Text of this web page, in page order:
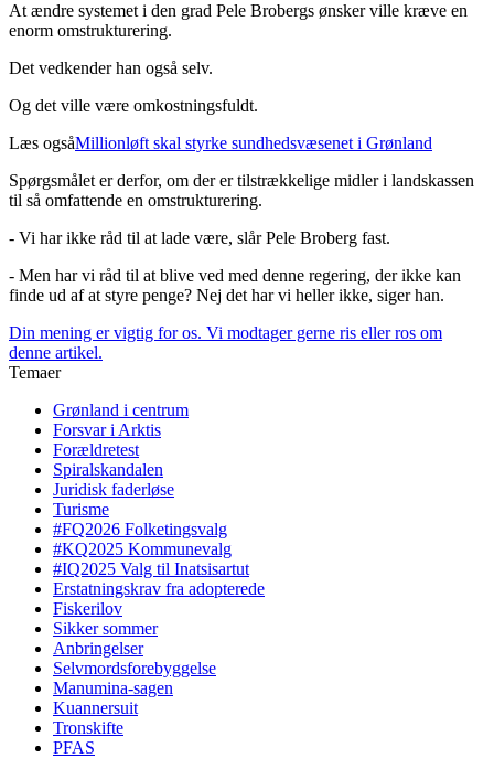
At ændre systemet i den grad Pele Brobergs ønsker ville kræve en
enorm omstrukturering.
Det vedkender han også selv.
Og det ville være omkostningsfuldt.
Læs ogsåMillionløft skal styrke sundhedsvæsenet i Grønland
Spørgsmålet er derfor, om der er tilstrækkelige midler i landskassen
til så omfattende en omstrukturering.
- Vi har ikke råd til at lade være, slår Pele Broberg fast.
- Men har vi råd til at blive ved med denne regering, der ikke kan
finde ud af at styre penge? Nej det har vi heller ikke, siger han.
Din mening er vigtig for os. Vi modtager gerne ris eller ros om
denne artikel.
Swiper
(Focusbar)
Temaer
Grønland i centrum
Forsvar i Arktis
Forældretest
Spiralskandalen
Juridisk faderløse
Turisme
#FQ2026 Folketingsvalg
#KQ2025 Kommunevalg
#IQ2025 Valg til Inatsisartut
Erstatningskrav fra adopterede
Fiskerilov
Sikker sommer
Anbringelser
Selvmordsforebyggelse
Manumina-sagen
Kuannersuit
Tronskifte
PFAS